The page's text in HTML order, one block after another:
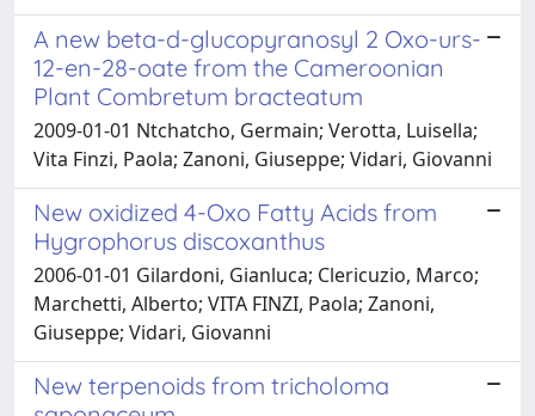
A new beta-d-glucopyranosyl 2 Oxo-urs-
12-en-28-oate from the Cameroonian
Plant Combretum bracteatum
2009-01-01 Ntchatcho, Germain; Verotta, Luisella;
Vita Finzi, Paola; Zanoni, Giuseppe; Vidari, Giovanni
New oxidized 4-Oxo Fatty Acids from
Hygrophorus discoxanthus
2006-01-01 Gilardoni, Gianluca; Clericuzio, Marco;
Marchetti, Alberto; VITA FINZI, Paola; Zanoni,
Giuseppe; Vidari, Giovanni
New terpenoids from tricholoma